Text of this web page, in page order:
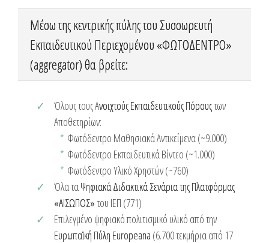
Μέσω της κεντρικής πύλης του Συσσωρευτή
Εκπαιδευτικού Περιεχομένου «ΦΩΤΟΔΕΝΤΡΟ»
(aggregator) θα βρείτε:
Όλους τους Ανοιχτούς Εκπαιδευτικούς Πόρουςτων
Αποθετηρίων:
Φωτόδεντρο Μαθησιακά Αντικείμενα (~9.000)
Φωτόδεντρο Εκπαιδευτικά Βίντεο (~1.000)
Φωτόδεντρο Υλικό Χρηστών (~760)
Όλα τα Ψηφιακά Διδακτικά Σενάρια της Πλατφόρμας
«ΑΙΣΩΠΟΣ»του ΙΕΠ (771)
Επιλεγμένο ψηφιακό πολιτισμικό υλικό από την
Ευρωπαϊκή Πύλη Europeana (6.700 τεκμήρια από 17